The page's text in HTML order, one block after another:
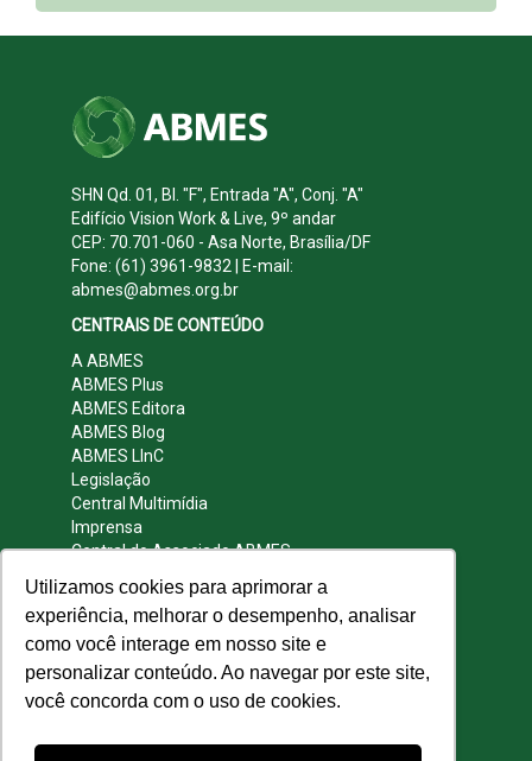
Utilizamos cookies para aprimorar a
experiência, melhorar o desempenho, analisar
como você interage em nosso site e
personalizar conteúdo. Ao navegar por este site,
você concorda com o uso de cookies.
SHN Qd. 01, Bl. "F", Entrada "A", Conj. "A"
Edifício Vision Work & Live, 9º andar
CEP: 70.701-060 - Asa Norte, Brasília/DF
Fone: (61) 3961-9832 | E-mail:
abmes@abmes.org.br
CENTRAIS DE CONTEÚDO
A ABMES
ABMES Plus
ABMES Editora
ABMES Blog
ABMES LInC
Legislação
Central Multimídia
Imprensa
Central do Associado ABMES
REDES SOCIAIS